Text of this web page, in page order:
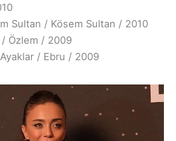
Sultan / Kösem Sultan / 2010
Özlem / 2009
/ Ebru / 2009